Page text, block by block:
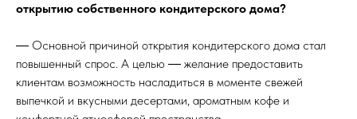
открытию собственного кондитерского дома?
― Основной причиной открытия кондитерского дома стал
повышенный спрос. А целью ― желание предоставить
клиентам возможность насладиться в моменте свежей
выпечкой и вкусными десертами, ароматным кофе и